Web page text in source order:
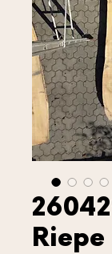
Riepe